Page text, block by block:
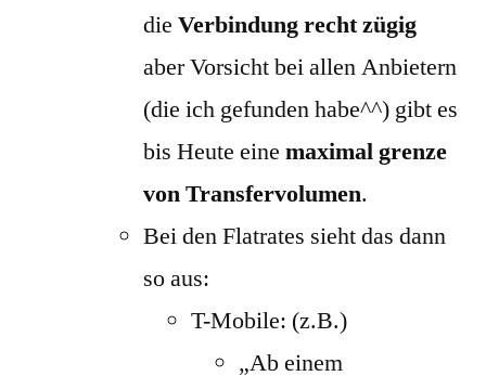
die Verbindung recht zügig
aber Vorsicht bei allen Anbietern
(die ich gefunden habe^^) gibt es
bis Heute eine maximal grenze
von Transfervolumen.
Bei den Flatrates sieht das dann
so aus:
T-Mobile: (z.B.)
„Ab einem